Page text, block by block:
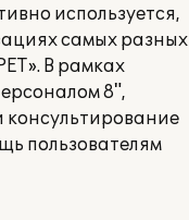
используется,
самых разных
В рамках
8",
консультирование
пользователям